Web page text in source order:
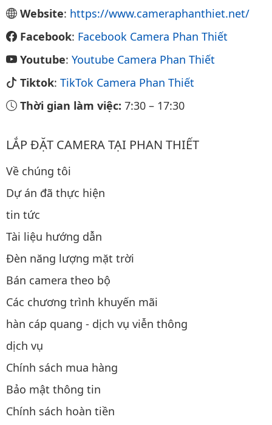
Website: https://www.cameraphanthiet.net/
Facebook: Facebook Camera Phan Thiết
Youtube: Youtube Camera Phan Thiết
Tiktok: TikTok Camera Phan Thiết
Thời gian làm việc: 7:30 – 17:30
LẮP ĐẶT CAMERA TẠI PHAN THIẾT
Về chúng tôi
Dự án đã thực hiện
tin tức
Tài liệu hướng dẫn
Đèn năng lượng mặt trời
Bán camera theo bộ
Các chương trình khuyến mãi
hàn cáp quang - dịch vụ viễn thông
dịch vụ
Chính sách mua hàng
Bảo mật thông tin
Chính sách hoàn tiền